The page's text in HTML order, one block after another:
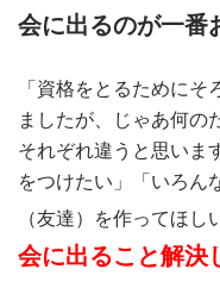
会に出るのが一番
「資格をとるために
ましたが、じゃあ何の
それぞれ違うと思いま
をつけたい」「いろん
（友達）を作ってほし
会に出ること解決